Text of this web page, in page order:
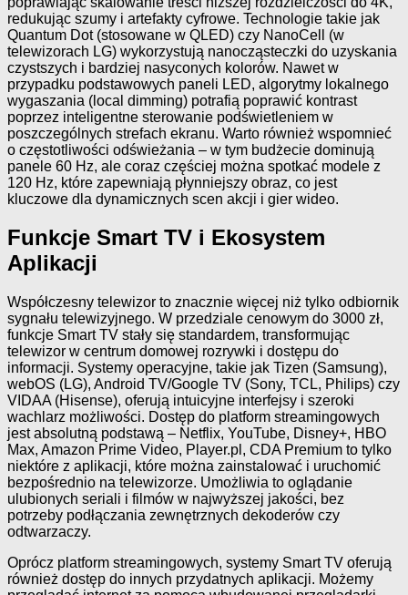
redukując szumy i artefakty cyfrowe. Technologie takie jak
Quantum Dot (stosowane w QLED) czy NanoCell (w
telewizorach LG) wykorzystują nanocząsteczki do uzyskania
czystszych i bardziej nasyconych kolorów. Nawet w
przypadku podstawowych paneli LED, algorytmy lokalnego
wygaszania (local dimming) potrafią poprawić kontrast
poprzez inteligentne sterowanie podświetleniem w
poszczególnych strefach ekranu. Warto również wspomnieć
o częstotliwości odświeżania – w tym budżecie dominują
panele 60 Hz, ale coraz częściej można spotkać modele z
120 Hz, które zapewniają płynniejszy obraz, co jest
kluczowe dla dynamicznych scen akcji i gier wideo.
Funkcje Smart TV i Ekosystem
Aplikacji
Współczesny telewizor to znacznie więcej niż tylko odbiornik
sygnału telewizyjnego. W przedziale cenowym do 3000 zł,
funkcje Smart TV stały się standardem, transformując
telewizor w centrum domowej rozrywki i dostępu do
informacji. Systemy operacyjne, takie jak Tizen (Samsung),
webOS (LG), Android TV/Google TV (Sony, TCL, Philips) czy
VIDAA (Hisense), oferują intuicyjne interfejsy i szeroki
wachlarz możliwości. Dostęp do platform streamingowych
jest absolutną podstawą – Netflix, YouTube, Disney+, HBO
Max, Amazon Prime Video, Player.pl, CDA Premium to tylko
niektóre z aplikacji, które można zainstalować i uruchomić
bezpośrednio na telewizorze. Umożliwia to oglądanie
ulubionych seriali i filmów w najwyższej jakości, bez
potrzeby podłączania zewnętrznych dekoderów czy
odtwarzaczy.
Oprócz platform streamingowych, systemy Smart TV oferują
również dostęp do innych przydatnych aplikacji. Możemy